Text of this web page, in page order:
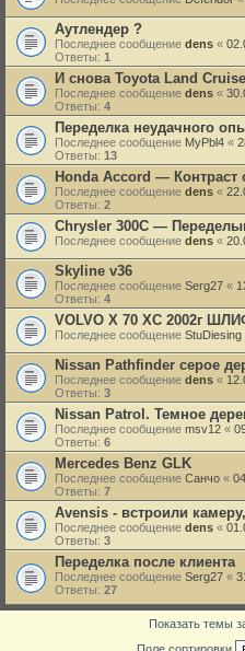
Аутлендер ?
Последнее сообщение dens «
Ответы: 1
И снова Toyota Land
Последнее сообщение dens «
Ответы: 4
Переделка неудачного
Последнее сообщение MyPbl4 «
Ответы: 13
Honda Accord — Контраст
Последнее сообщение dens «
Ответы: 2
Chrysler 300C —
Последнее сообщение dens «
Skyline v36
Последнее сообщение Serg27 «
Ответы: 4
VOLVO X 70 XC 2002г
Последнее сообщение StuDiesing
Nissan Pathfinder серое
Последнее сообщение dens «
Ответы: 3
Nissan Patrol. Темное
Последнее сообщение msv12 «
Ответы: 6
Mercedes Benz GLK
Последнее сообщение Санчо «
Ответы: 7
Avensis - встроили
Последнее сообщение dens «
Ответы: 3
Переделка после клиента
Последнее сообщение Serg27 «
Ответы: 27
Показать темы